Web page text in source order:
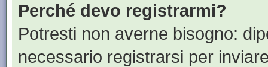
Perché devo registrarmi?
Potresti non averne bisogno:
necessario registrarsi per